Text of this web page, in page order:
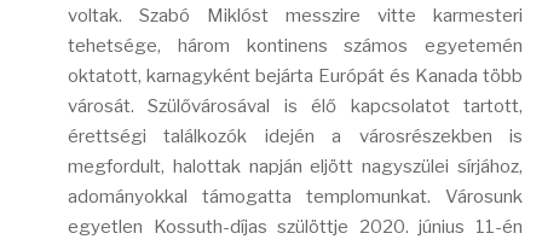
voltak. Szabó Miklóst messzire vitte karmesteri
tehetsége, három kontinens számos egyetemén
oktatott, karnagyként bejárta Európát és Kanada több
városát. Szülővárosával is élő kapcsolatot tartott,
érettségi találkozók idején a városrészekben is
megfordult, halottak napján eljött nagyszülei sírjához,
adományokkal támogatta templomunkat. Városunk
egyetlen Kossuth-díjas szülöttje 2020. június 11-én